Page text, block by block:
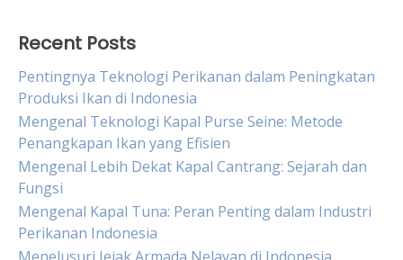
Recent Posts
Pentingnya Teknologi Perikanan dalam Peningkatan
Produksi Ikan di Indonesia
Mengenal Teknologi Kapal Purse Seine: Metode
Penangkapan Ikan yang Efisien
Mengenal Lebih Dekat Kapal Cantrang: Sejarah dan
Fungsi
Mengenal Kapal Tuna: Peran Penting dalam Industri
Perikanan Indonesia